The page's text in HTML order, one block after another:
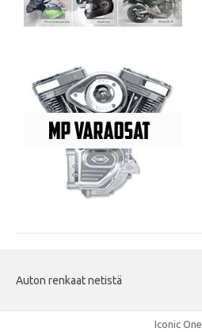
Auton renkaat netistä
Iconic One